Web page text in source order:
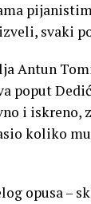
svaki
Antun
poput
i iskreno,
koliko
opusa –